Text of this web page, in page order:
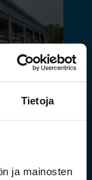
Tietoja
ja mainosten